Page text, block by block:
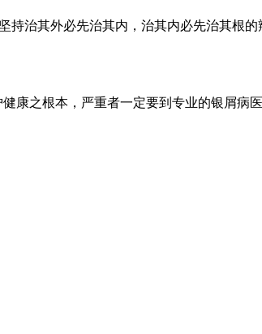
治其外必先治其内，治其内必先治其根
康之根本，严重者一定要到专业的银屑病医